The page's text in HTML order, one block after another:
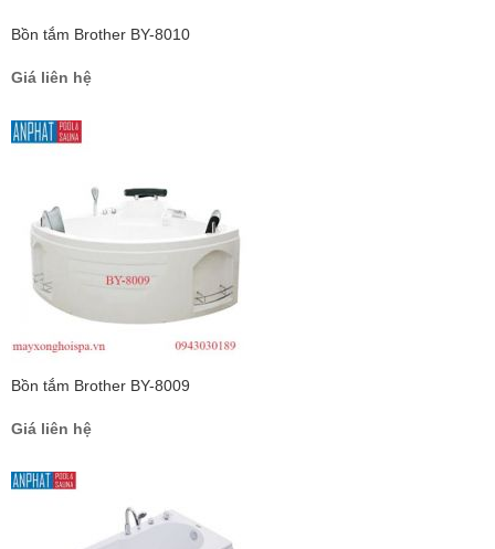
Bồn tắm Brother BY-8010
Giá liên hệ
Bồn tắm Brother BY-8009
Giá liên hệ